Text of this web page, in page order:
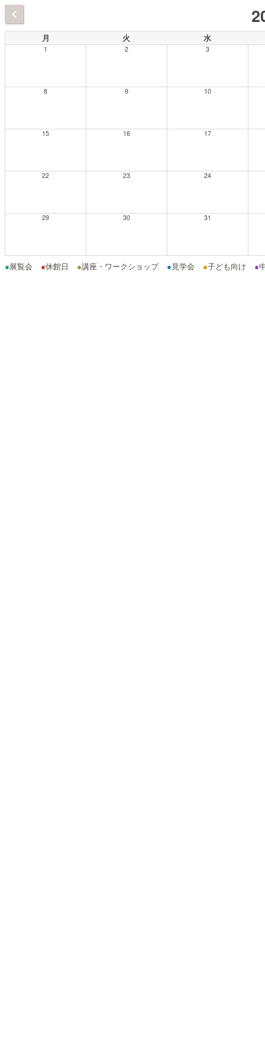
月 火 水
1 2 3
8 9 10
15 16 17
22 23 24
29 30 31
●展覧会 ●休館日 ●講座・ワークショップ ● 見学会 ●子ども向け ●